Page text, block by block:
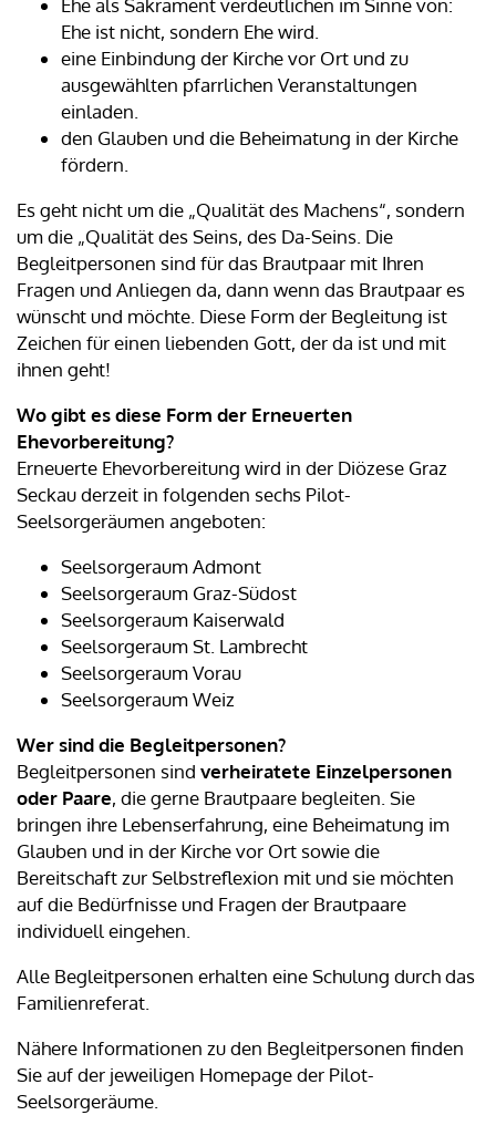
Ehe als Sakrament verdeutlichen im Sinne von:
Ehe ist nicht, sondern Ehe wird.
eine Einbindung der Kirche vor Ort und zu
ausgewählten pfarrlichen Veranstaltungen
einladen.
den Glauben und die Beheimatung in der Kirche
fördern.
Es geht nicht um die „Qualität des Machens“, sondern
um die „Qualität des Seins, des Da-Seins. Die
Begleitpersonen sind für das Brautpaar mit Ihren
Fragen und Anliegen da, dann wenn das Brautpaar es
wünscht und möchte. Diese Form der Begleitung ist
Zeichen für einen liebenden Gott, der da ist und mit
ihnen geht!
Wo gibt es diese Form der Erneuerten
Ehevorbereitung?
Erneuerte Ehevorbereitung wird in der Diözese Graz
Seckau derzeit in folgenden sechs Pilot-
Seelsorgeräumen angeboten:
Seelsorgeraum Admont
Seelsorgeraum Graz-Südost
Seelsorgeraum Kaiserwald
Seelsorgeraum St. Lambrecht
Seelsorgeraum Vorau
Seelsorgeraum Weiz
Wer sind die Begleitpersonen?
Begleitpersonen sind verheiratete Einzelpersonen
oder Paare, die gerne Brautpaare begleiten. Sie
bringen ihre Lebenserfahrung, eine Beheimatung im
Glauben und in der Kirche vor Ort sowie die
Bereitschaft zur Selbstreflexion mit und sie möchten
auf die Bedürfnisse und Fragen der Brautpaare
individuell eingehen.
Alle Begleitpersonen erhalten eine Schulung durch das
Familienreferat.
Nähere Informationen zu den Begleitpersonen finden
Sie auf der jeweiligen Homepage der Pilot-
Seelsorgeräume.